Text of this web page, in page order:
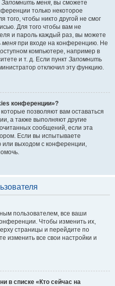
Запомнить меня, вы сможете
только некоторое
того, чтобы никто другой не смог
Для того чтобы вам не
и пароль каждый раз, вы можете
меня при входе на конференцию. Не
компьютере, например в
и т. д. Если пункт Запомнить
отключил эту функцию.
конференции»?
позволяют вам оставаться
а также выполняют другие
сообщений, если эта
Если вы испытываете
или выходом с конференции,
пользователем, все ваши
Чтобы изменить их,
страницы и перейдите по
изменить все свои настройки и
в списке «Кто сейчас на